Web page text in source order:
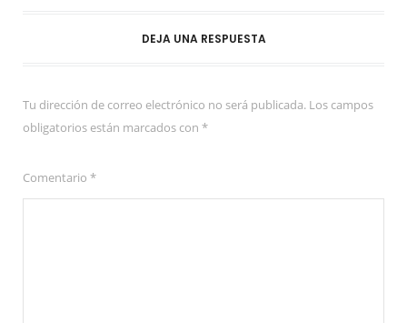
DEJA UNA RESPUESTA
Tu dirección de correo electrónico no será publicada. Los campos
obligatorios están marcados con *
Comentario *